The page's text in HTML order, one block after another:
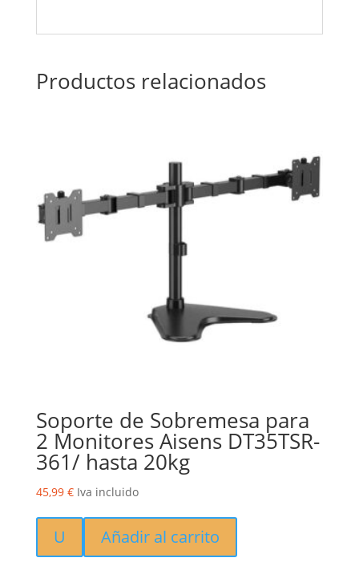
Productos relacionados
Soporte de Sobremesa para
2 Monitores Aisens DT35TSR-
361/ hasta 20kg
45,99 € Iva incluido
U Añadir al carrito